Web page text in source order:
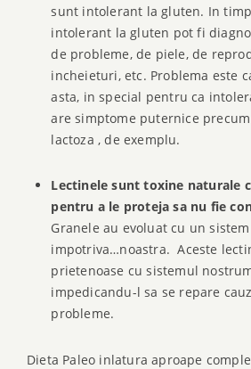
sunt intolerant la gluten. In
intolerant la gluten pot fi
de probleme, de piele, de
incheieturi, etc. Problema este
asta, in special pentru ca
are simptome puternice
lactoza , de exemplu.
Lectinele sunt toxine naturale
pentru a le proteja sa nu fie
Granele au evoluat cu un
impotriva…noastra. Aceste
prietenoase cu sistemul
impedicandu-l sa se repare
probleme.
Dieta Paleo inlatura aproape